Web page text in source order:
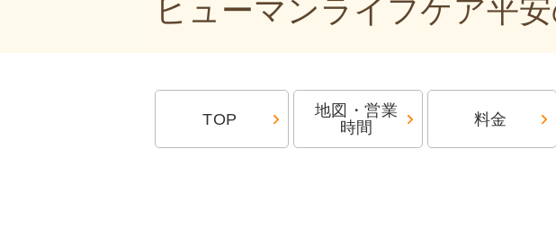
ヒューマンライフケア平
TOP
地図・営業
時間
料金